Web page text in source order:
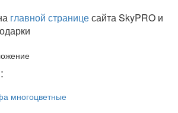
главной страницесайта SkyPRO и
многоцветные